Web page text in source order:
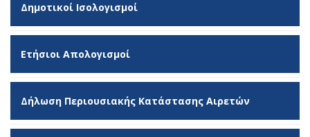
Δημοτικοί Ισολογισμοί
Ετήσιοι Απολογισμοί
Δήλωση Περιουσιακής Κατάστασης Αιρετών